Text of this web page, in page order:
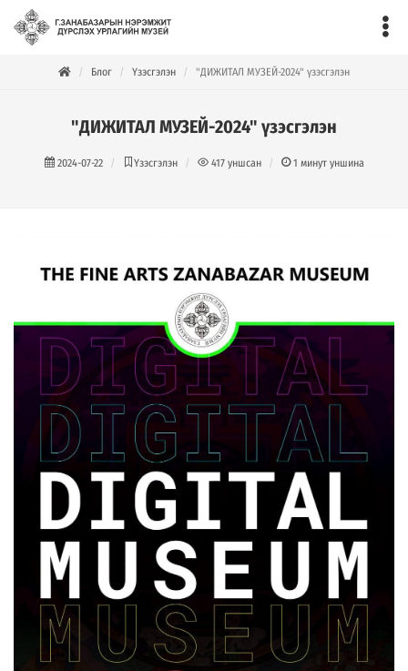
Блог Үзэсгэлэн "ДИЖИТАЛ МУЗЕЙ-2024" үзэсгэлэн
"ДИЖИТАЛ МУЗЕЙ-2024" үзэсгэлэн
2024-07-22 Үзэсгэлэн 417 уншсан 1 минут уншина